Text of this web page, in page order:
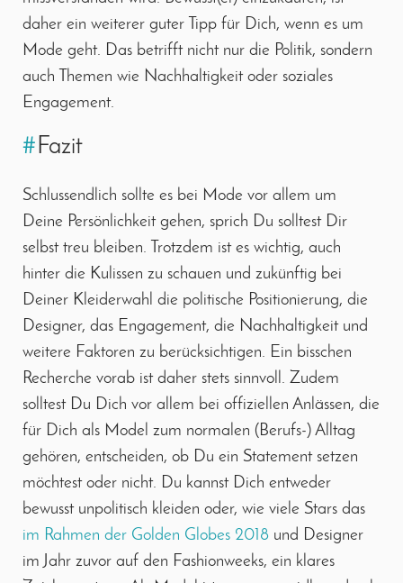
daher ein weiterer guter Tipp für Dich, wenn es um
Mode geht. Das betrifft nicht nur die Politik, sondern
auch Themen wie Nachhaltigkeit oder soziales
Engagement.
#Fazit
Schlussendlich sollte es bei Mode vor allem um
Deine Persönlichkeit gehen, sprich Du solltest Dir
selbst treu bleiben. Trotzdem ist es wichtig, auch
hinter die Kulissen zu schauen und zukünftig bei
Deiner Kleiderwahl die politische Positionierung, die
Designer, das Engagement, die Nachhaltigkeit und
weitere Faktoren zu berücksichtigen. Ein bisschen
Recherche vorab ist daher stets sinnvoll. Zudem
solltest Du Dich vor allem bei offiziellen Anlässen, die
für Dich als Model zum normalen (Berufs-) Alltag
gehören, entscheiden, ob Du ein Statement setzen
möchtest oder nicht. Du kannst Dich entweder
bewusst unpolitisch kleiden oder, wie viele Stars das
im Rahmen der Golden Globes 2018 und Designer
im Jahr zuvor auf den Fashionweeks, ein klares